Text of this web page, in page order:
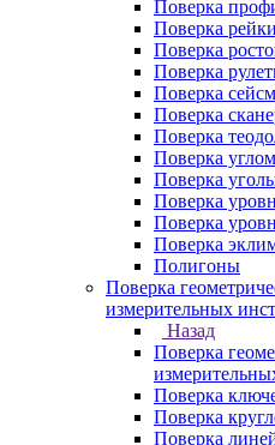
Поверка
Поверка рейки
Поверка
Поверка
Поверка
Поверка
Поверка
Поверка
Поверка
Поверка
Поверка
Поверка
Полигоны
Поверка
измерительных
Назад
Поверка
Поверка
Поверка
Поверка